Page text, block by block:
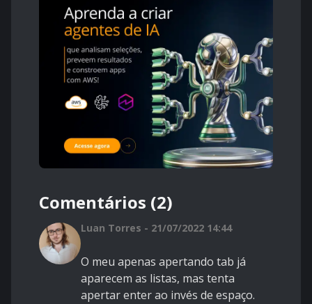
Comentários (2)
Luan Torres - 21/07/2022 14:44
O meu apenas apertando tab já
aparecem as listas, mas tenta
apertar enter ao invés de espaço.